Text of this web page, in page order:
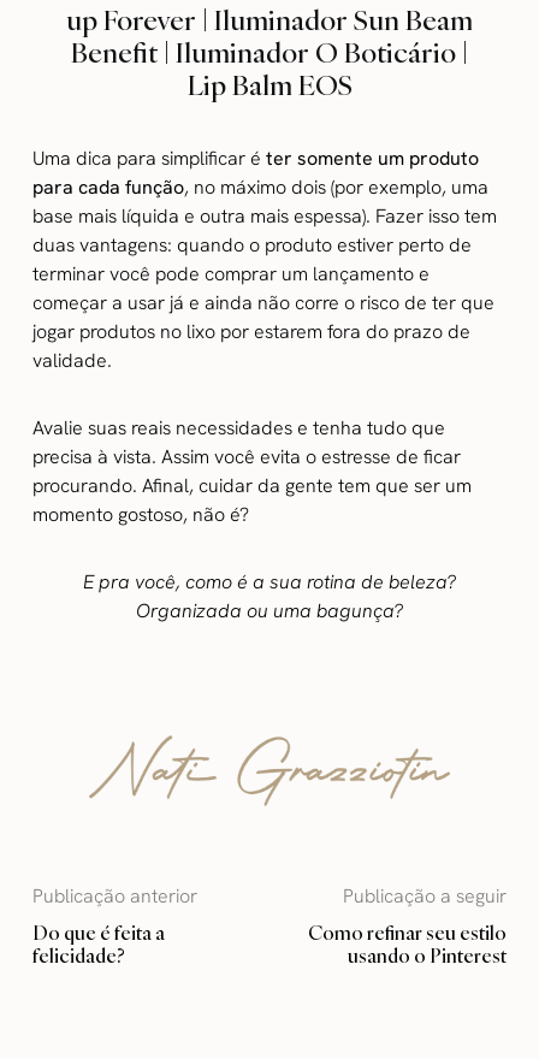
up Forever | Iluminador Sun Beam
Benefit | Iluminador O Boticário |
Lip Balm EOS
Uma dica para simplificar éter somente um produto
para cada função, no máximo dois (por exemplo, uma
base mais líquida e outra mais espessa). Fazer isso tem
duas vantagens: quando o produto estiver perto de
terminar você pode comprar um lançamento e
começar a usar já e ainda não corre o risco de ter que
jogar produtos no lixo por estarem fora do prazo de
validade.
Avalie suas reais necessidades e tenha tudo que
precisa à vista. Assim você evita o estresse de ficar
procurando. Afinal, cuidar da gente tem que ser um
momento gostoso, não é?
E pra você, como é a sua rotina de beleza?
Organizada ou uma bagunça?
Publicação anterior
Do que é feita a
felicidade?
Publicação a seguir
Como refinar seu estilo
usando o Pinterest